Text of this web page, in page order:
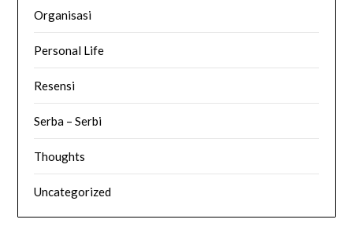
Organisasi
Personal Life
Resensi
Serba – Serbi
Thoughts
Uncategorized